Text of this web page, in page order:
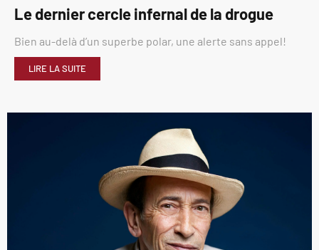
Le dernier cercle infernal de la drogue
Bien au-delà d’un superbe polar, une alerte sans appel!
LIRE LA SUITE